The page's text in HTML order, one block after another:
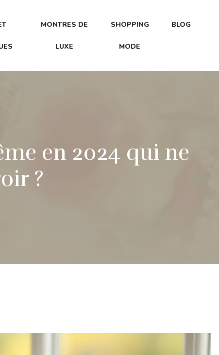
MONTRES DE
LUXE
SHOPPING
MODE
BLOG
en 2024 qui ne
?